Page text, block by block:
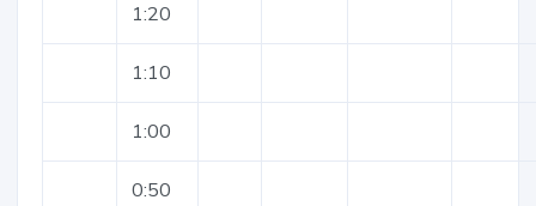
1:20
1:10
1:00
0:50